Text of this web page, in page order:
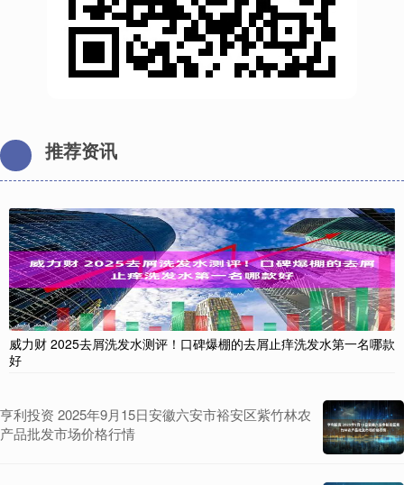
推荐资讯
威力财 2025去屑洗发水测评！口碑爆棚的去屑止痒洗发水第一名哪款
好
亨利投资 2025年9月15日安徽六安市裕安区紫竹林农
产品批发市场价格行情